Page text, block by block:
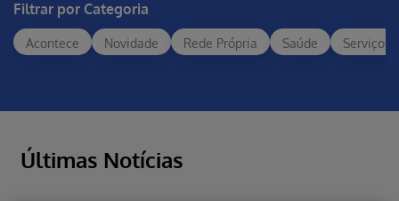
Filtrar por Categoria
Acontece Novidade Rede Própria Saúde Serviços
Últimas Notícias